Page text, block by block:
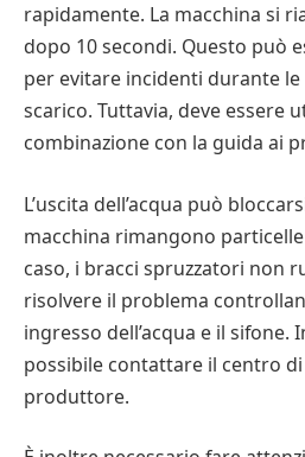
rapidamente. La macchina si
dopo 10 secondi. Questo può
per evitare incidenti durante
scarico. Tuttavia, deve essere
combinazione con la guida ai
L’uscita dell’acqua può
macchina rimangono
caso, i bracci spruzzatori non
risolvere il problema
ingresso dell’acqua e il sifone.
possibile contattare il centro
produttore.